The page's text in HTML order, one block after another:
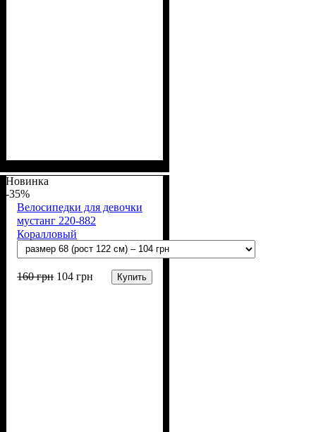
30% вискоза)
Новинка
-35%
Велосипедки для девочки
мустанг 220-882
Коралловый
160грн 104 грн Купить